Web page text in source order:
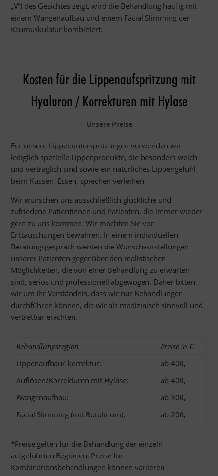
„V“) des Gesichtes zeigt, wird die Behandlung häufig mit
einem Wangenaufbau und einem Facial Slimming der
Kaumuskulatur kombiniert.
Kosten für die Lippenaufspritzung mit
Hyaluron / Korrekturen mit Hylase
Unsere Preise
Für unsere Lippenunterspritzungen verwenden wir
lediglich spezielle Lippenprodukte, die besonders weich
und verträglich sind sowie ein natürliches Lippengefühl
beim Küssen, Essen, sprechen verleihen.
Wir wünschen uns ausschließlich glückliche und
zufriedene Patientinnen und Patienten, die immer wieder
gern zu uns kommen. Wir möchten Sie vor
Enttäuschungen bewahren. In einem individuellen
Beratungsgespräch werden die Wunschvorstellungen
unserer Patienten gegenüber den realistischen
Möglichkeiten, die von einer Behandlung zu erwarten
sind, seriös und professionell abgewogen. Daher bitten
wir um Ihr Verständnis, dass wir nur Behandlungen
durchführen können, die wir als medizinisch sinnvoll und
vertretbar erachten.
Behandlungsregion
Preise in €
Lippenaufbau/-korrektur:
ab 400,-
Auflösen/Korrekturen mit Hylase:
ab 400,-
Wangenaufbau:
ab 300,-
Facial Slimming (mit Botulinum):
ab 200,-
*Preise gelten für die Behandlung der einzeln
aufgeführten Regionen, Preise für
Kombinationsbehandlungen können variieren